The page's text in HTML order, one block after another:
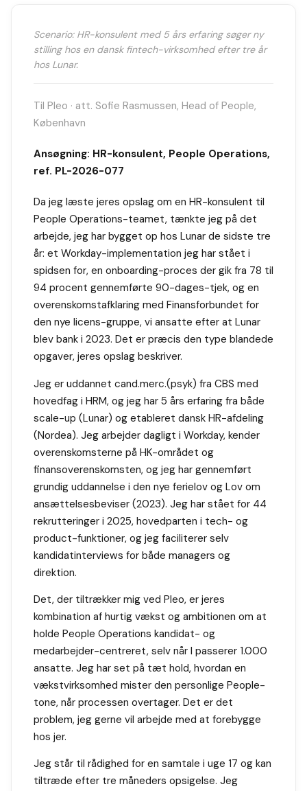
Scenario: HR-konsulent med 5 års erfaring søger ny
stilling hos en dansk fintech-virksomhed efter tre år
hos Lunar.
Til Pleo · att. Sofie Rasmussen, Head of People,
København
Ansøgning: HR-konsulent, People Operations,
ref. PL-2026-077
Da jeg læste jeres opslag om en HR-konsulent til
People Operations-teamet, tænkte jeg på det
arbejde, jeg har bygget op hos Lunar de sidste tre
år: et Workday-implementation jeg har stået i
spidsen for, en onboarding-proces der gik fra 78 til
94 procent gennemførte 90-dages-tjek, og en
overenskomstafklaring med Finansforbundet for
den nye licens-gruppe, vi ansatte efter at Lunar
blev bank i 2023. Det er præcis den type blandede
opgaver, jeres opslag beskriver.
Jeg er uddannet cand.merc.(psyk) fra CBS med
hovedfag i HRM, og jeg har 5 års erfaring fra både
scale-up (Lunar) og etableret dansk HR-afdeling
(Nordea). Jeg arbejder dagligt i Workday, kender
overenskomsterne på HK-området og
finansoverenskomsten, og jeg har gennemført
grundig uddannelse i den nye ferielov og Lov om
ansættelsesbeviser (2023). Jeg har stået for 44
rekrutteringer i 2025, hovedparten i tech- og
product-funktioner, og jeg faciliterer selv
kandidatinterviews for både managers og
direktion.
Det, der tiltrækker mig ved Pleo, er jeres
kombination af hurtig vækst og ambitionen om at
holde People Operations kandidat- og
medarbejder-centreret, selv når I passerer 1.000
ansatte. Jeg har set på tæt hold, hvordan en
vækstvirksomhed mister den personlige People-
tone, når processen overtager. Det er det
problem, jeg gerne vil arbejde med at forebygge
hos jer.
Jeg står til rådighed for en samtale i uge 17 og kan
tiltræde efter tre måneders opsigelse. Jeg